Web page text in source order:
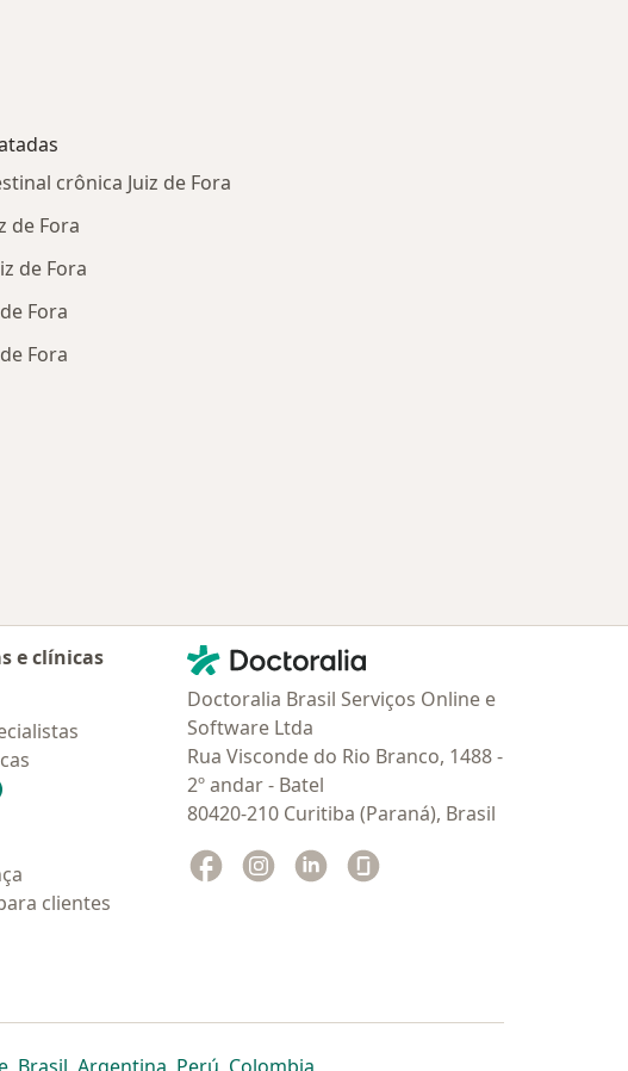
crônica Juiz de Fora
de Fora
de Fora
Fora
Fora
e clínicas
clientes
Contato
Doctoralia - Homepage
Doctoralia Brasil Serviços Online e
Software Ltda
Rua Visconde do Rio Branco, 1488 -
2º andar - Batel
80420-210 Curitiba (Paraná), Brasil
Facebook
abre num novo separador
Instagram
abre num novo separador
Linkedin
abre num novo separador
separador
novo separador
abre num novo separador
abre num novo separador
abre num novo separador
abre num novo separador
abre num novo separador